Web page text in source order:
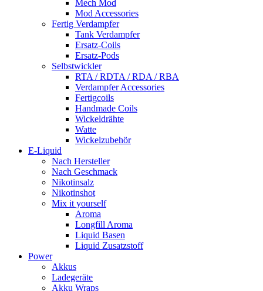
Mech Mod
Mod Accessories
Fertig Verdampfer
Tank Verdampfer
Ersatz-Coils
Ersatz-Pods
Selbstwickler
RTA / RDTA / RDA / RBA
Verdampfer Accessories
Fertigcoils
Handmade Coils
Wickeldrähte
Watte
Wickelzubehör
E-Liquid
Nach Hersteller
Nach Geschmack
Nikotinsalz
Nikotinshot
Mix it yourself
Aroma
Longfill Aroma
Liquid Basen
Liquid Zusatzstoff
Power
Akkus
Ladegeräte
Akku Wraps